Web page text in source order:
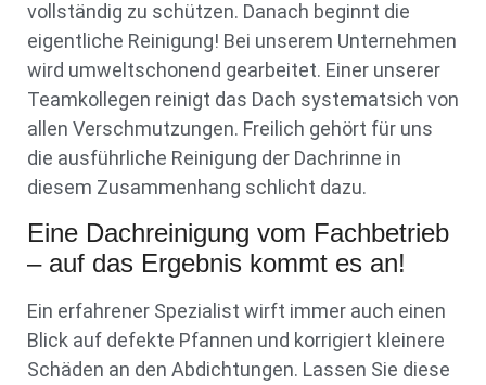
vollständig zu schützen. Danach beginnt die
eigentliche Reinigung! Bei unserem Unternehmen
wird umweltschonend gearbeitet. Einer unserer
Teamkollegen reinigt das Dach systematsich von
allen Verschmutzungen. Freilich gehört für uns
die ausführliche Reinigung der Dachrinne in
diesem Zusammenhang schlicht dazu.
Eine Dachreinigung vom Fachbetrieb
– auf das Ergebnis kommt es an!
Ein erfahrener Spezialist wirft immer auch einen
Blick auf defekte Pfannen und korrigiert kleinere
Schäden an den Abdichtungen. Lassen Sie diese